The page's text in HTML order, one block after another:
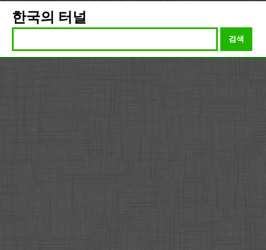
한국의 터널
검색